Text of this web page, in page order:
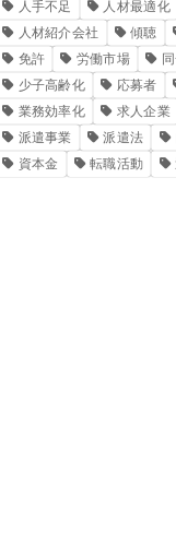
人手不足
人材最適化
人材紹介会社
傾聴
免許
労働市場
少子高齢化
応募者
業務効率化
求人企業
派遣事業
派遣法
資本金
転職活動